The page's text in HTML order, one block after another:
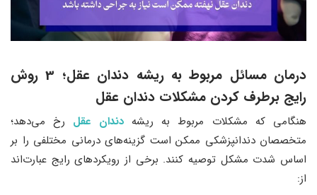
درمان مسائل مربوط به ریشه دندان عقل؛ 3 روش
رایج برطرف کردن مشکلات دندان عقل
هنگامی که مشکلات مربوط به ریشهدندان عقل رخ می‌دهد؛
متخصصان دندانپزشکی ممکن است گزینه‌های درمانی مختلفی را بر
اساس شدت مشکل توصیه کنند. برخی از رویکردهای رایج عبارت‌اند
از: